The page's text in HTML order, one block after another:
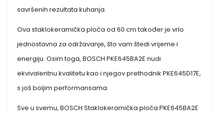
savršenih rezultata kuhanja.
Ova staklokeramička ploča od 60 cm također je vrlo
jednostavna za održavanje, što vam štedi vrijeme i
energiju. Osim toga, BOSCH PKE645BA2E nudi
ekvivalentnu kvalitetu kao i njegov prethodnik PKE645D17E,
s još boljim performansama.
Sve u svemu, BOSCH Staklokeramička ploča PKE645BA2E